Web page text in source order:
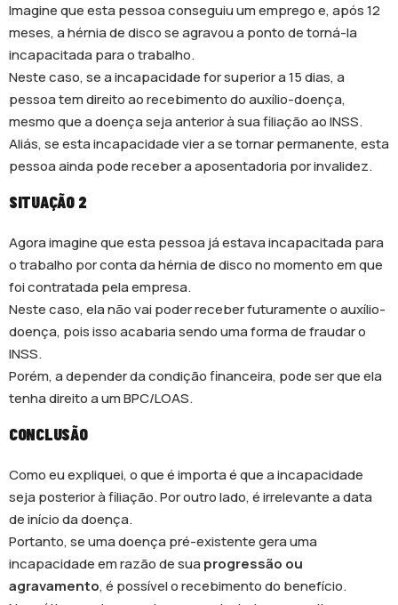
Imagine que esta pessoa conseguiu um emprego e, após 12
meses, a hérnia de disco se agravou a ponto de torná-la
incapacitada para o trabalho.
Neste caso, se a incapacidade for superior a 15 dias, a
pessoa tem direito ao recebimento do auxílio-doença,
mesmo que a doença seja anterior à sua filiação ao INSS.
Aliás, se esta incapacidade vier a se tornar permanente, esta
pessoa ainda pode receber a aposentadoria por invalidez.
SITUAÇÃO 2
Agora imagine que esta pessoa já estava incapacitada para
o trabalho por conta da hérnia de disco no momento em que
foi contratada pela empresa.
Neste caso, ela não vai poder receber futuramente o auxílio-
doença, pois isso acabaria sendo uma forma de fraudar o
INSS.
Porém, a depender da condição financeira, pode ser que ela
tenha direito a um BPC/LOAS.
CONCLUSÃO
Como eu expliquei, o que é importa é que a incapacidade
seja posterior à filiação. Por outro lado, é irrelevante a data
de início da doença.
Portanto, se uma doença pré-existente gera uma
incapacidade em razão de sua progressão ou
agravamento, é possível o recebimento do benefício.